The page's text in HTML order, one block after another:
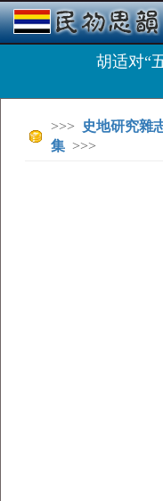
胡适对“
>>>
史地研究雜
集 >>>